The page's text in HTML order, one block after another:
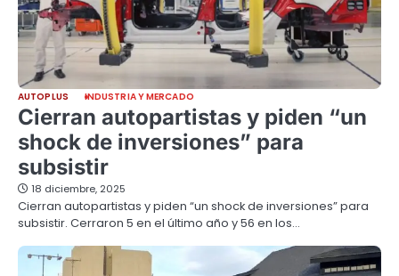
AUTOPLUS INDUSTRIA Y MERCADO
Cierran autopartistas y piden “un
shock de inversiones” para
subsistir
18 diciembre, 2025
Cierran autopartistas y piden “un shock de inversiones” para
subsistir. Cerraron 5 en el último año y 56 en los…